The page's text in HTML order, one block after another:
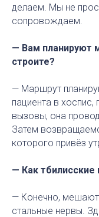
делаем. Мы не
сопровождаем.
— Вам планируют
строите?
— Маршрут
пациента в
вызовы, она
Затем
которого привёз
— Как
— Конечно,
стальные нервы.